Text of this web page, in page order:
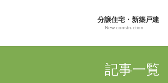
分譲住宅・新築戸建
New construction
記事一覧